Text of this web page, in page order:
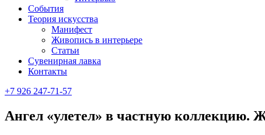
События
Теория искусства
Манифест
Живопись в интерьере
Статьи
Сувенирная лавка
Контакты
+7 926 247-71-57
Ангел «улетел» в частную коллекцию.